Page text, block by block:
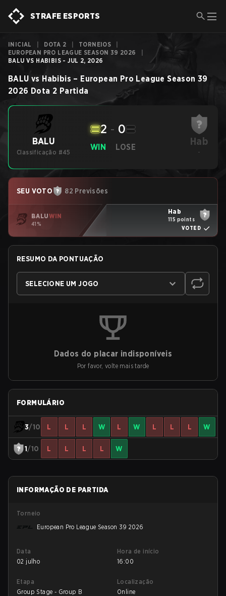
STRAFE ESPORTS
INICIAL DOTA 2 TORNEIOS
EUROPEAN PRO LEAGUE SEASON 39 2026
BALU VS HABIBIS - JUL 2, 2026
BALU vs Habibis – European Pro League Season 39
2026 Dota 2 Partida
BALU
Classificação #45
WIN
2 - 0
LOSE Hab
-
SEU VOTO 82 Previsões
BALUWIN
41%
Hab
115 points
VOTED
RESUMO DA PONTUAÇÃO
SELECIONE UM JOGO
Dados do placar indisponíveis
Por favor, volte mais tarde
FORMULÁRIO
3/10 L L L W L W L L L W
1/10 L L L L W
INFORMAÇÃO DE PARTIDA
Torneio
European Pro League Season 39 2026
Data
02 julho
Hora de início
16:00
Etapa
Group Stage - Group B
Localização
Online